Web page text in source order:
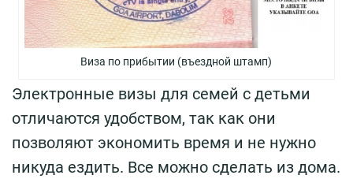
Виза по прибытии (въездной штамп)
Электронные визы для семей с детьми
отличаются удобством, так как они
позволяют экономить время и не нужно
никуда ездить. Все можно сделать из дома.